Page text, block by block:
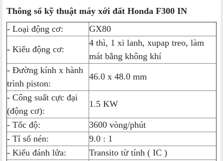
Thông số kỹ thuật máy xới đất Honda F300 IN
- Loại động cơ:
GX80
- Kiểu động cơ:
4 thì, 1 xi lanh, xupap treo, làm
mát bằng không khí
- Đường kính x hành
trình piston:
46.0 x 48.0 mm
- Công suất cực đại
(động cơ):
1.5 KW
- Tốc độ:
3600 vòng/phút
- Tỉ số nén:
9.0 : 1
- Kiểu đánh lửa:
Transito từ tính ( IC )